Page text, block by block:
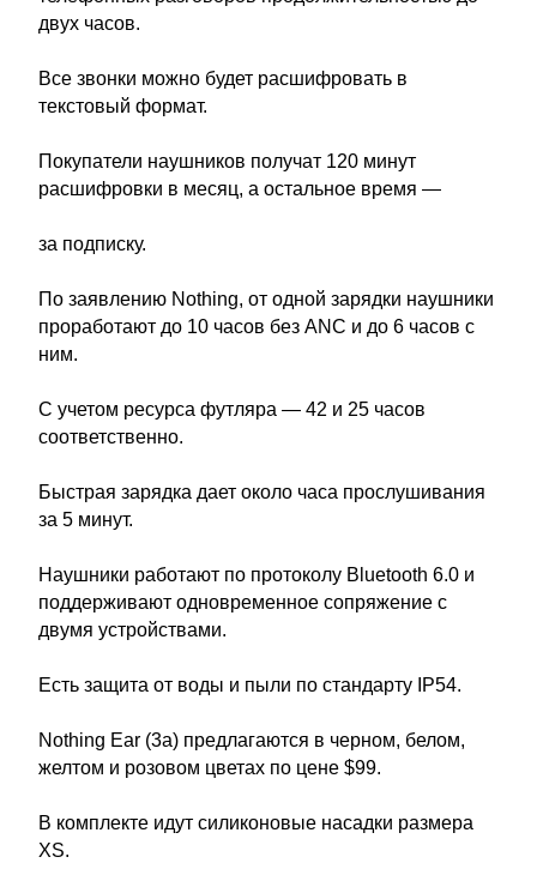
двух часов.
Все звонки можно будет расшифровать в
текстовый формат.
Покупатели наушников получат 120 минут
расшифровки в месяц, а остальное время —
за подписку.
По заявлению Nothing, от одной зарядки наушники
проработают до 10 часов без ANC и до 6 часов с
ним.
С учетом ресурса футляра — 42 и 25 часов
соответственно.
Быстрая зарядка дает около часа прослушивания
за 5 минут.
Наушники работают по протоколу Bluetooth 6.0 и
поддерживают одновременное сопряжение с
двумя устройствами.
Есть защита от воды и пыли по стандарту IP54.
Nothing Ear (3a) предлагаются в черном, белом,
желтом и розовом цветах по цене $99.
В комплекте идут силиконовые насадки размера
XS.